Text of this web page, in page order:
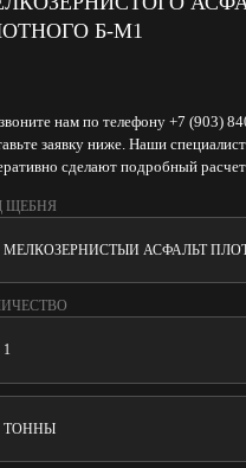
Б-М1
нам по телефону +7 (903)
заявку ниже. Наши
сделают подробный
ЩЕБНЯ